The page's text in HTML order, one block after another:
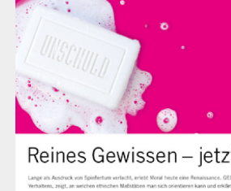
GEO Magazin